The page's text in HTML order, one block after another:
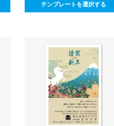
テンプレートを選択する